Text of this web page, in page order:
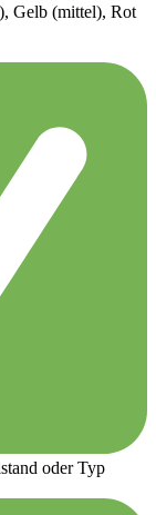
Gelb (mittel), Rot
oder Typ